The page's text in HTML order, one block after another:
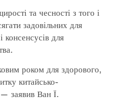
та чесності з того і
задовільних для
консенсусів для
роком для здорового,
китайсько-
заявив Ван Ї.